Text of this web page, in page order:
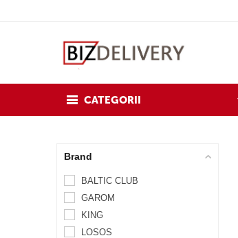
CATEGORII
Brand
BALTIC CLUB
GAROM
KING
LOSOS